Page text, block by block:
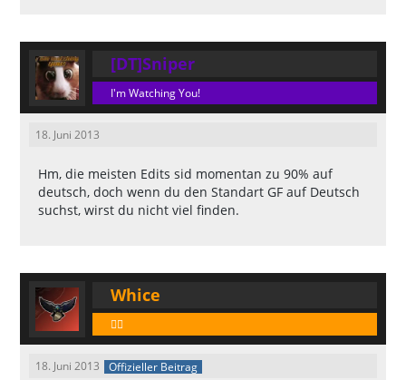
[DT]Sniper
I'm Watching You!
18. Juni 2013
Hm, die meisten Edits sid momentan zu 90% auf
deutsch, doch wenn du den Standart GF auf Deutsch
suchst, wirst du nicht viel finden.
Whice
🕵️‍♂️
18. Juni 2013 Offizieller Beitrag